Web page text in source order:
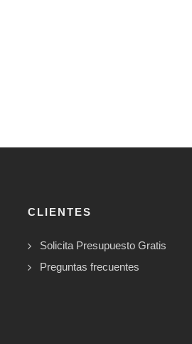
CLIENTES
Solicita Presupuesto Gratis
Preguntas frecuentes